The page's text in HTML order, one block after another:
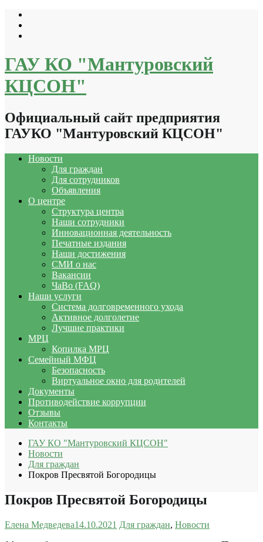
Перейти
содержимому
ГАУ КО "Мантуровский
КЦСОН"
Официальный сайт предприятия
ГАУКО "Мантуровский КЦСОН"
Новости
Для граждан
Для сотрудников
Объявления
О центре
Структура центра
Наши сотрудники
Инновационная деятельность
Печатные издания
Наши достижения
СМИ о нас
Вакансии
ЧаВо (FAQ)
Наши услуги
Система долговременного ухода
Активное долголетие
Лучшие практики
МРЦ
Копилка МРЦ
Семейный МФЦ
Безопасность
Виртуальное окно для родителей
Документы
Противодействие коррупции
Отзывы
Контакты
ГАУ КО "Мантуровский КЦСОН"
Новости
Для граждан
Покров Пресвятой Богородицы
Покров Пресвятой Богородицы
Елена Медведева14.10.2021 Для граждан, Новости